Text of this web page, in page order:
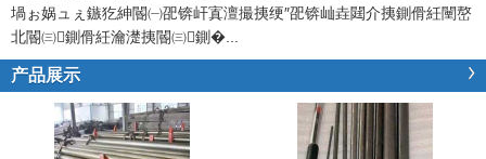
堝ぉ娲ュぇ鏃犵紳閽㈠巶锛屽寘澶撮挗绠″巶锛屾垚閮介挗鍘傦紝闉嶅
北閽㈢鍘傦紝瀹濋挗閽㈢鍘�
产品展示